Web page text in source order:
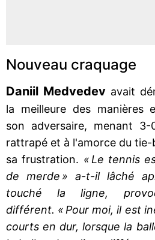
Nouveau craquage
Daniil Medvedevavait
la meilleure des manières
son adversaire, menant
rattrapé et à l'amorce du
sa frustration. « Le tennis
de merde » a-t-il lâché
touché la ligne,
différent. « Pour moi, il est
courts en dur, lorsque la